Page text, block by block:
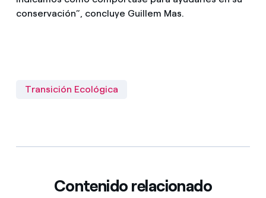
conservación”, concluye Guillem Mas.
Transición Ecológica
Contenido relacionado